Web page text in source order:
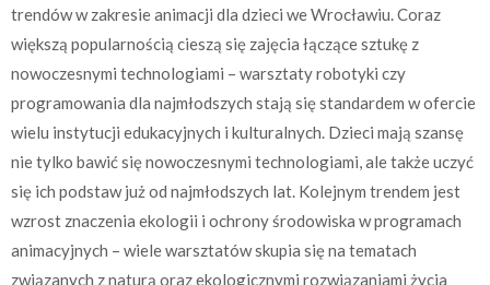
trendów w zakresie animacji dla dzieci we Wrocławiu. Coraz
większą popularnością cieszą się zajęcia łączące sztukę z
nowoczesnymi technologiami – warsztaty robotyki czy
programowania dla najmłodszych stają się standardem w ofercie
wielu instytucji edukacyjnych i kulturalnych. Dzieci mają szansę
nie tylko bawić się nowoczesnymi technologiami, ale także uczyć
się ich podstaw już od najmłodszych lat. Kolejnym trendem jest
wzrost znaczenia ekologii i ochrony środowiska w programach
animacyjnych – wiele warsztatów skupia się na tematach
związanych z naturą oraz ekologicznymi rozwiązaniami życia